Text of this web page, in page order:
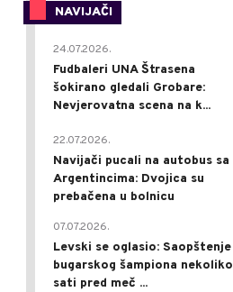
NAVIJAČI
24.07.2026.
Fudbaleri UNA Štrasena
šokirano gledali Grobare:
Nevjerovatna scena na k...
22.07.2026.
Navijači pucali na autobus sa
Argentincima: Dvojica su
prebačena u bolnicu
07.07.2026.
Levski se oglasio: Saopštenje
bugarskog šampiona nekoliko
sati pred meč ...